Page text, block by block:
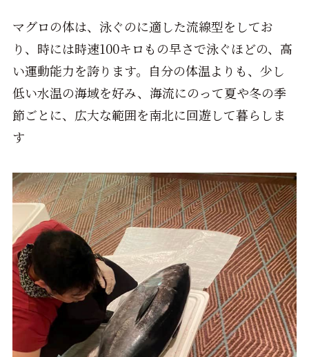
マグロの体は、泳ぐのに適した流線型をしてお
り、時には時速100キロもの早さで泳ぐほどの、高
い運動能力を誇ります。自分の体温よりも、少し
低い水温の海域を好み、海流にのって夏や冬の季
節ごとに、広大な範囲を南北に回遊して暮らしま
す